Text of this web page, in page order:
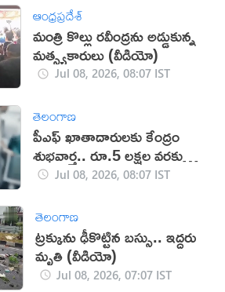
ఆంధ్రప్రదేశ్
మంత్రి కొల్లు రవీంద్రను అడ్డుకున్న
మత్స్యకారులు (వీడియో)
Jul 08, 2026, 08:07 IST
తెలంగాణ
పీఎఫ్ ఖాతాదారులకు కేంద్రం
శుభవార్త.. రూ.5 లక్షల వరకు
‘ఆటో క్లెయిమ్’
Jul 08, 2026, 08:07 IST
తెలంగాణ
ట్రక్కును ఢీకొట్టిన బస్సు.. ఇద్దరు
మృతి (వీడియో)
Jul 08, 2026, 07:07 IST